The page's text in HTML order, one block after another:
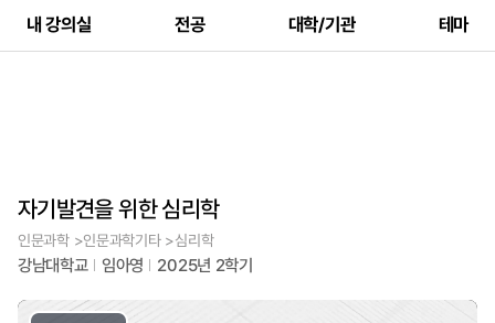
내 강의실 전공 대학/기관 테마
자기발견을 위한 심리학
인문과학 >인문과학기타 >심리학
강남대학교 임아영 2025년 2학기